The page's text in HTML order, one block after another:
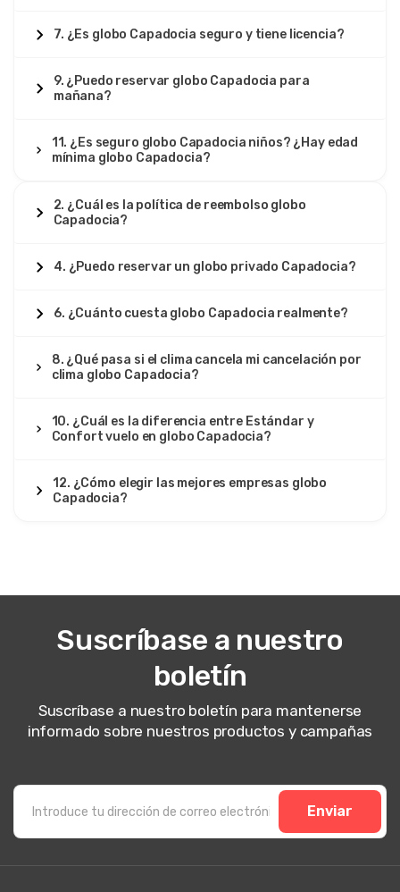
7. ¿Es globo Capadocia seguro y tiene licencia?
9. ¿Puedo reservar globo Capadocia para
mañana?
11. ¿Es seguro globo Capadocia niños? ¿Hay edad
mínima globo Capadocia?
2. ¿Cuál es la política de reembolso globo
Capadocia?
4. ¿Puedo reservar un globo privado Capadocia?
6. ¿Cuánto cuesta globo Capadocia realmente?
8. ¿Qué pasa si el clima cancela mi cancelación por
clima globo Capadocia?
10. ¿Cuál es la diferencia entre Estándar y
Confort vuelo en globo Capadocia?
12. ¿Cómo elegir las mejores empresas globo
Capadocia?
Suscríbase a nuestro
boletín
Suscríbase a nuestro boletín para mantenerse
informado sobre nuestros productos y campañas
Enviar